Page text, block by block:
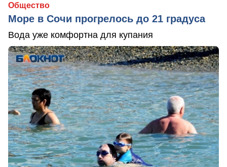
Общество
Море в Сочи прогрелось до 21 градуса
Вода уже комфортна для купания